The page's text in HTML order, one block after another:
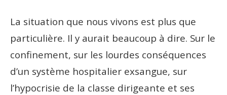
La situation que nous vivons est plus que
particulière. Il y aurait beaucoup à dire. Sur le
confinement, sur les lourdes conséquences
d’un système hospitalier exsangue, sur
l’hypocrisie de la classe dirigeante et ses